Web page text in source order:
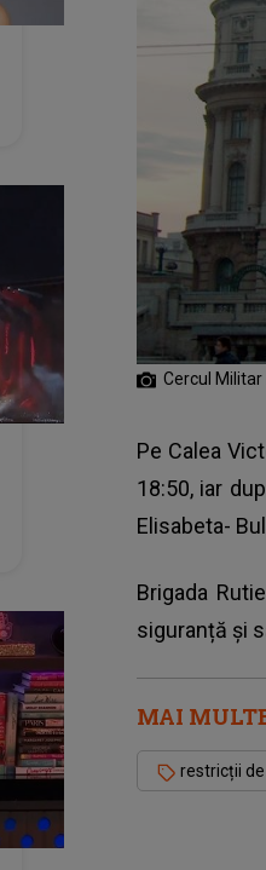
Cercul
Pe Calea
18:50, iar
Elisabeta-
Brigada
siguranță și
MAI
restricții